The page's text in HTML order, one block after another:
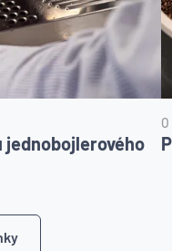
jednobojlerového